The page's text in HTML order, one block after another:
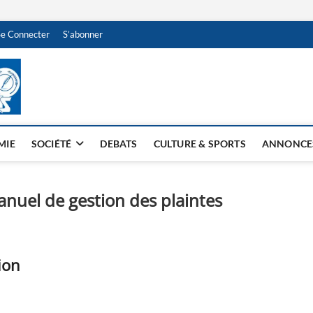
Connecter S’abonner
NDJAMENA HEBDO
SOCIÉTÉ DEBATS CULTURE & SPORTS
de gestion des plaintes